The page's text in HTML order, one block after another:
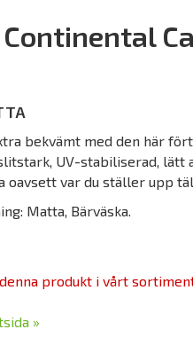
bekvämt med den här
UV-stabiliserad, lätt
oavsett var du ställer upp
Matta, Bärväska.
produkt i vårt
»